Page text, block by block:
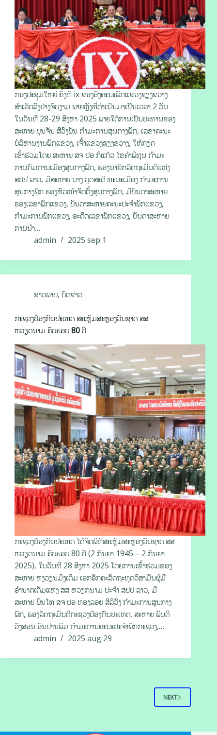
ກອງປະຊຸມໃຫຍ່ ຄັ້ງທີ ix ຂອງອົງຄະນະພັກແຂວງຊຽງຂວາງ
ສຳເລັດລົງຢ່າງຈົບງາມ ພາຍຫຼັງທີ່ດຳເນີນມາເປັນເວລາ 2 ວັນ
ໃນວັນທີ 28-29 ສິງຫາ 2025 ພາຍໃຕ້ການເປັນປະທານຂອງ
ສະຫາຍ ບຸນຈັນ ສີວົງພັນ ກໍາມະການສູນກາງພັກ, ເລຂາຄະນະ
ບໍລິຫານງານພັກແຂວງ, ເຈົ້າແຂວງຊຽງຂວາງ, ໃຫ້ກຽດ
ເຂົ້າຮ່ວມໂດຍ ສະຫາຍ ສຈ ປອ ກິແກ້ວ ໄຂຄຳພິທູນ ກໍາມະ
ການກົມການເມືອງສູນກາງພັກ, ຮອງນາຍົກລັດຖະມົນຕີແຫ່ງ
ສປປ ລາວ, ມີສະຫາຍ ນາງ ບຸດສະດີ ທະນະເມືອງ ກຳມະການ
ສູນກາງພັກ ຮອງຫົວໜ້າຈັດຕັ້ງສູນກາງພັກ, ມີບັນດາສະຫາຍ
ຮອງເລຂາພັກແຂວງ, ບັນດາສະຫາຍຄະນະປະຈຳພັກແຂວງ,
ກຳມະການພັກແຂວງ, ອະດີດເລຂາພັກແຂວງ, ບັນດາສະຫາຍ
ການນໍາ…
admin
2025 sep 1
ຂ່າວພາບ, ບົດຂ່າວ
ກະຊວງປ້ອງກັນປະເທດ ສະເຫຼີມສະຫຼອງວັນຊາດ ສສ
ຫວຽດນາມ ຄົບຮອບ 80 ປີ
ກະຊວງປ້ອງກັນປະເທດ ໄດ້ຈັດພິທີສະເຫຼີມສະຫຼອງວັນຊາດ ສສ
ຫວຽດນາມ ຄົບຮອບ 80 ປີ (2 ກັນຍາ 1945 – 2 ກັນຍາ
2025), ໃນວັນທີ 28 ສິງຫາ 2025 ໂດຍການເຂົ້າຮ່ວມຂອງ
ສະຫາຍ ຫງວຽນມິງເຕິມ ເອກອັກຄະລັດຖະທູດວິສາມັນຜູ້ມີ
ອຳນາດເຕັມແຫ່ງ ສສ ຫວຽກນາມ ປະຈໍາ ສປປ ລາວ, ມີ
ສະຫາຍ ພົນໂທ ສຈ ປອ ທອງລອຍ ສິລິວົງ ກຳມະການສູນກາງ
ພັກ, ຮອງລັດຖະມົນຕີກະຊວງປ້ອງກັນປະເທດ, ສະຫາຍ ພົນຕີ
ວົງສອນ ອິນປານພິມ ກຳມະການຄະນະປະຈຳພັກກະຊວງ,…
admin
2025 aug 29
NEXT